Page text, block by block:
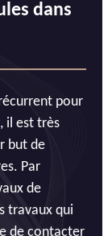
dans
pour
il est très
but de
Par
de
travaux qui
de contacter